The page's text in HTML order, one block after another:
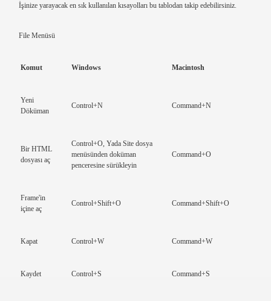
İşinize yarayacak en sık kullanılan kısayolları bu tablodan takip edebilirsiniz.
File Menüsü
Komut Windows Macintosh
Yeni
Döküman
Control+N Command+N
Bir HTML
dosyası aç
Control+O, Yada Site dosya
menüsünden doküman
penceresine sürükleyin
Command+O
Frame'in
içine aç
Control+Shift+O Command+Shift+O
Kapat Control+W Command+W
Kaydet Control+S Command+S